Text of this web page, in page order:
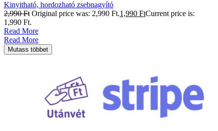
Kinyitható, hordozható zsebnagyító
2,990Ft Original price was: 2,990 Ft.1,990 FtCurrent price is:
1,990 Ft.
Read More
Read More
Mutass többet